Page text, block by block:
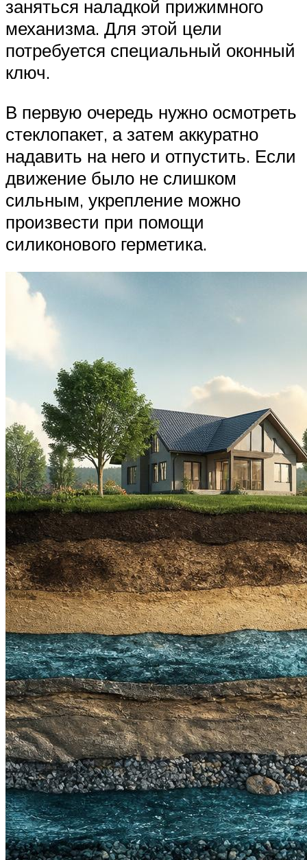
заняться наладкой прижимного
механизма. Для этой цели
потребуется специальный оконный
ключ.
В первую очередь нужно осмотреть
стеклопакет, а затем аккуратно
надавить на него и отпустить. Если
движение было не слишком
сильным, укрепление можно
произвести при помощи
силиконового герметика.